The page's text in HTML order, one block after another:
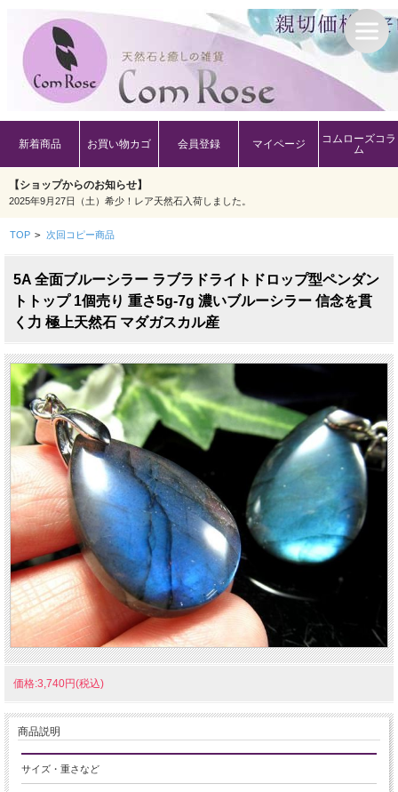
新着商品 お買い物カゴ 会員登録 マイページ
コムローズコラ
ム
【ショップからのお知らせ】
2025年9月27日（土）希少！レア天然石入荷しました。
TOP > 次回コピー商品
5A 全面ブルーシラー ラブラドライトドロップ型ペンダン
トトップ 1個売り 重さ5g-7g 濃いブルーシラー 信念を貫
く力 極上天然石 マダガスカル産
価格:3,740円(税込)
商品説明
サイズ・重さなど